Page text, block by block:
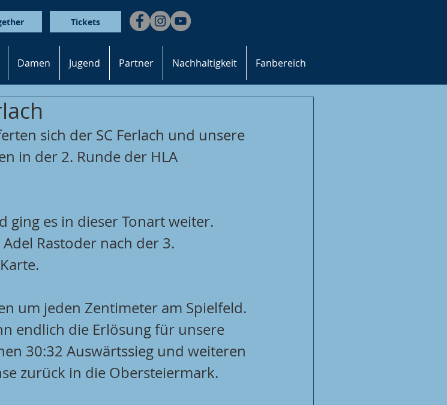
Tickets
Damen Jugend Partner Nachhaltigkeit Fanbereich
sich der SC Ferlach und unsere
in der 2. Runde der HLA
ging es in dieser Tonart weiter.
Rastoder nach der 3.
um jeden Zentimeter am Spielfeld.
endlich die Erlösung für unsere
30:32 Auswärtssieg und weiteren
zurück in die Obersteiermark.